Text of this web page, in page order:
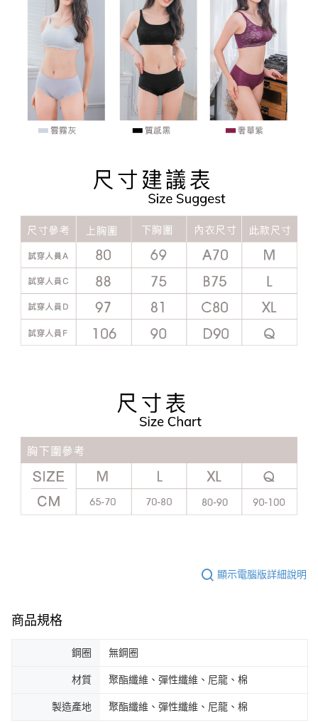
顯示電腦版詳細說明
商品規格
鋼圈 無鋼圈
材質 聚酯纖維、彈性纖維、尼龍、棉
製造產地 聚酯纖維、彈性纖維、尼龍、棉